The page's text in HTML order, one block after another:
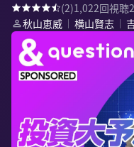
(2)1,022回視聴
秋山恵威 ｜ 横山賢志 ｜